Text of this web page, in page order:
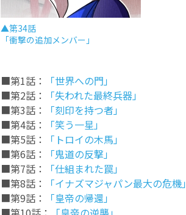
▲第34話
「衝撃の追加メンバー」
■第1話：
「世界への門」
■第2話：
「失われた最終兵器」
■第3話：
「刻印を持つ者」
■第4話：
「笑う一星」
■第5話：
「トロイの木馬」
■第6話：
「鬼道の反撃」
■第7話：
「仕組まれた罠」
■第8話：
「イナズマジャパン最大の危機」
■第9話：
「皇帝の帰還」